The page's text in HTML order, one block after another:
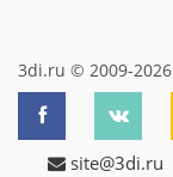
3di.ru © 2009-2026
site@3di.ru